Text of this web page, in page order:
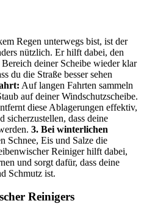
Regen unterwegs bist, ist der
nützlich. Er hilft dabei, den
deiner Scheibe wieder klar
du die Straße besser sehen
Auf langen Fahrten sammeln
auf deiner Windschutzscheibe.
diese Ablagerungen effektiv,
sicherzustellen, dass deine
3. Bei winterlichen
Schnee, Eis und Salze die
Reiniger hilft dabei,
und sorgt dafür, dass deine
Schmutz ist.
Reinigers